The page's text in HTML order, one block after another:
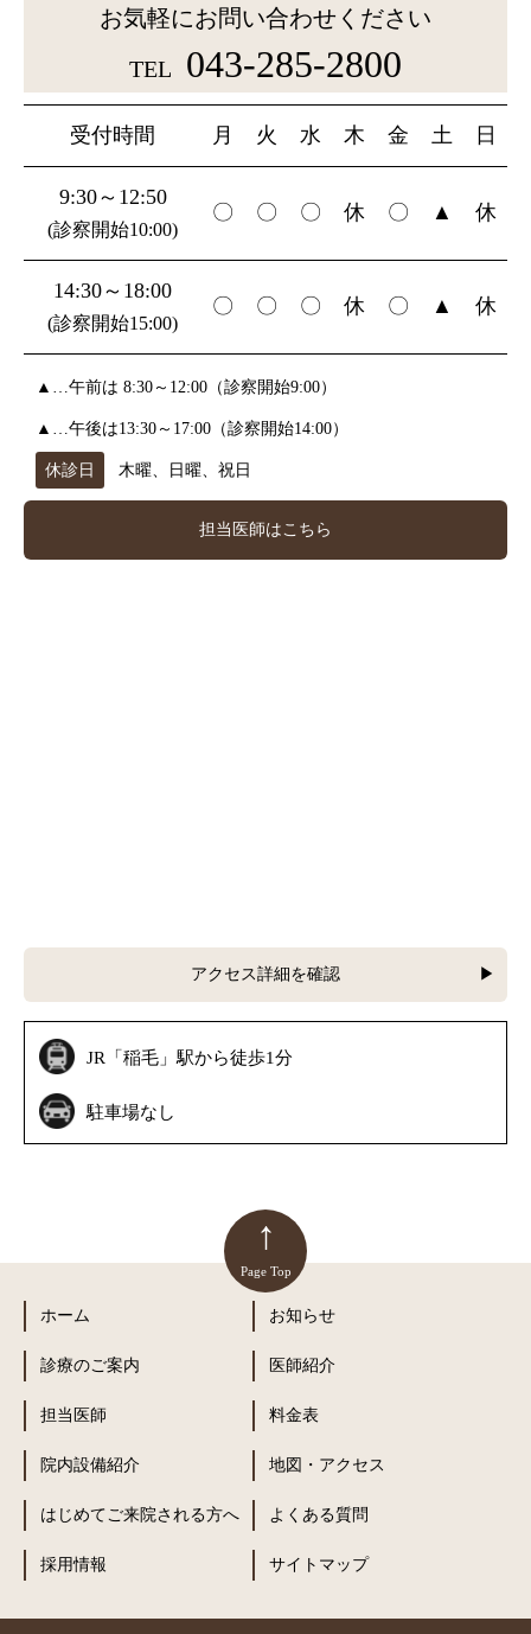
お気軽にお問い合わせください
TEL
043-285-2800
受付時間 月 火 水 木 金 土 日
9:30～12:50
(診察開始10:00)
〇 〇 〇 休 〇 ▲ 休
14:30～18:00
(診察開始15:00)
〇 〇 〇 休 〇 ▲ 休
▲…午前は 8:30～12:00（診察開始9:00）
▲…午後は13:30～17:00（診察開始14:00）
休診日 木曜、日曜、祝日
担当医師はこちら
アクセス詳細を確認
JR「稲毛」駅から徒歩1分
駐車場なし
↑
Page Top
ホーム お知らせ
診療のご案内 医師紹介
担当医師 料金表
院内設備紹介 地図・アクセス
はじめてご来院される方へ よくある質問
採用情報 サイトマップ